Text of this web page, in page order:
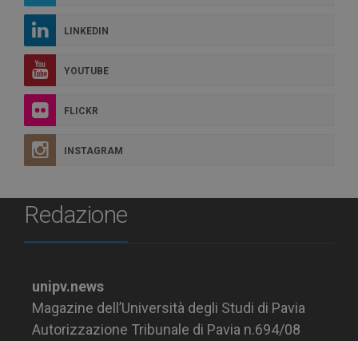
LINKEDIN
YOUTUBE
FLICKR
INSTAGRAM
Redazione
unipv.news
Magazine dell’Università degli Studi di Pavia
Autorizzazione Tribunale di Pavia n.694/08